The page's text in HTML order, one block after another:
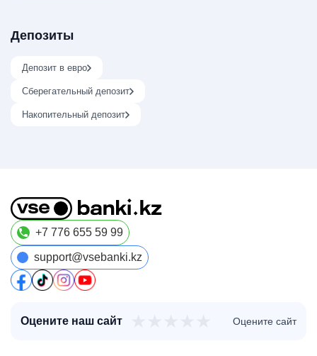
Депозиты
Депозит в евро
Сберегательный депозит
Накопительный депозит
+7 776 655 59 99
support@vsebanki.kz
Оцените наш сайт Оцените сайт